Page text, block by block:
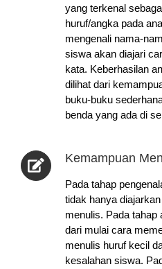
yang terkenal
huruf/angka pada
mengenali nama-
siswa akan diajari
kata. Keberhasilan
dilihat dari
buku-buku
benda yang ada di
Kemampuan
Pada tahap
tidak hanya
menulis. Pada tahap
dari mulai cara
menulis huruf kecil
kesalahan siswa.